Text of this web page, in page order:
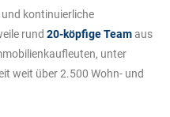
kontinuierliche
rund 20-köpfige Teamaus
unter
weit über 2.500 Wohn- und